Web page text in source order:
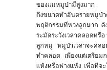
ของแม่หมูป่ามีสูงมาก
ถึงขนาดทำอันตรายหมูป่
พฤติกรรมที่หวงลูกมาก ดั
ระมัดระวังเวลาคลอดหรื
ลูกหมู หมูป่าเวลาจะคล
ทำคลอด เพียงแต่เตรียม
แห้งหรือฟางแห้ง เพื่อที่จ